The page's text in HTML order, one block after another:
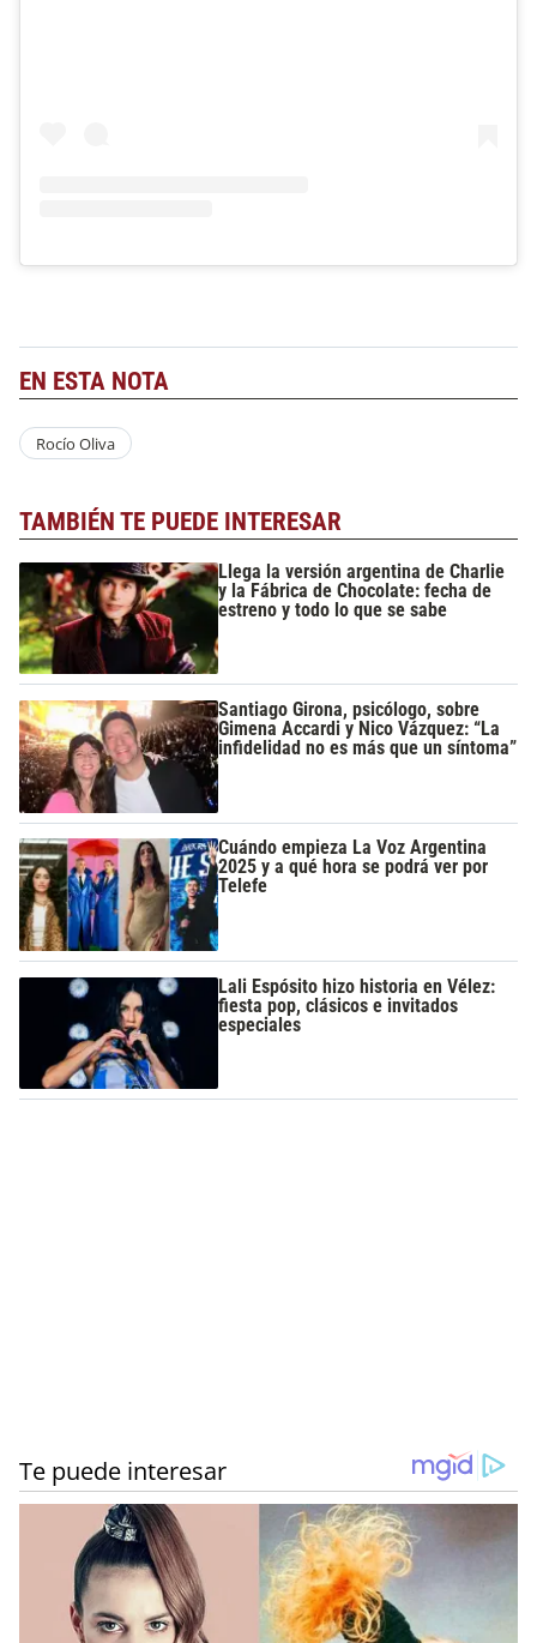
EN ESTA NOTA
Rocío Oliva
TAMBIÉN TE PUEDE INTERESAR
Llega la versión argentina de Charlie
y la Fábrica de Chocolate: fecha de
estreno y todo lo que se sabe
Santiago Girona, psicólogo, sobre
Gimena Accardi y Nico Vázquez: “La
infidelidad no es más que un síntoma”
Cuándo empieza La Voz Argentina
2025 y a qué hora se podrá ver por
Telefe
Lali Espósito hizo historia en Vélez:
fiesta pop, clásicos e invitados
especiales